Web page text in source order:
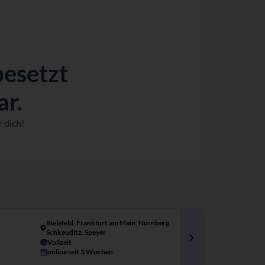
dich!
Bielefeld, Frankfurt am Main, Nürnberg,
Schkeuditz, Speyer
Vollzeit
online seit 3 Wochen